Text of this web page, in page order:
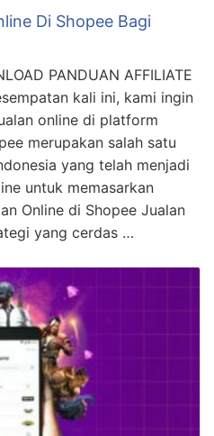
Di Shopee Bagi
PANDUAN AFFILIATE
kali ini, kami ingin
online di platform
merupakan salah satu
yang telah menjadi
untuk memasarkan
Online di Shopee Jualan
yang cerdas …